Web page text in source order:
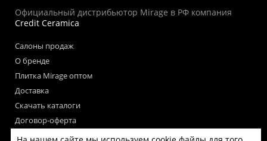
Официальный дистрибьютор Mirage в РФ компания
Credit Ceramica
Салоны продаж
О бренде
Плитка Mirage оптом
Доставка
Скачать каталоги
Договор-оферта
Пользовательское соглашение